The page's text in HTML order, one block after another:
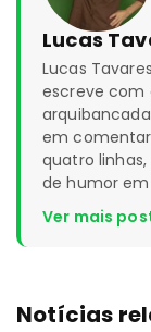
Lucas
Lucas
escreve com
em
quatro
de humor
Ver mais
Notícias